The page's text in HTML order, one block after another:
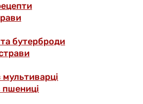
та бутерброди
пшениці